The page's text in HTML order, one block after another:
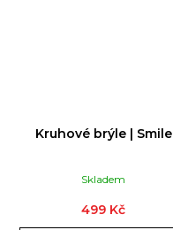
Kruhové brýle | Smile
Skladem
499 Kč